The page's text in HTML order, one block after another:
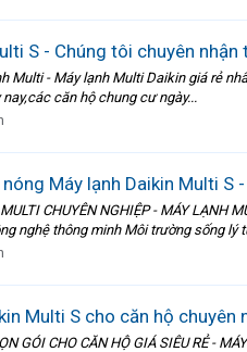
S - Chúng tôi chuyên
Multi - Máy lạnh Multi Daikin giá rẻ
căn hộ chung cư ngày...
Máy lạnh Daikin Multi S
CHUYÊN NGHIỆP - MÁY
nghệ thông minh Môi trường sống lý
Multi S cho căn hộ
GÓI CHO CĂN HỘ GIÁ SIÊU RẺ -